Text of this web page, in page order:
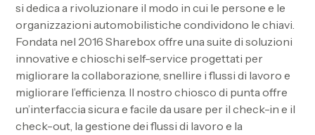
si dedica a rivoluzionare il modo in cui le persone e le
organizzazioni automobilistiche condividono le chiavi.
Fondata nel 2016 Sharebox offre una suite di soluzioni
innovative e chioschi self-service progettati per
migliorare la collaborazione, snellire i flussi di lavoro e
migliorare l’efficienza. Il nostro chiosco di punta offre
un’interfaccia sicura e facile da usare per il check-in e il
check-out, la gestione dei flussi di lavoro e la